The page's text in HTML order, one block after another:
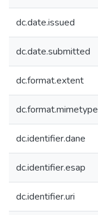
dc.date.issued
dc.date.submitted
dc.format.extent
dc.format.mimetype
dc.identifier.dane
dc.identifier.esap
dc.identifier.uri